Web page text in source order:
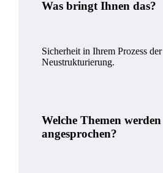
Was bringt Ihnen das?
Sicherheit in Ihrem Prozess der
Neustrukturierung.
Welche Themen werden
angesprochen?